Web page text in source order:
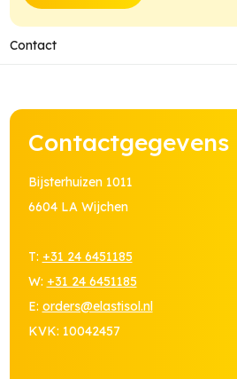
Contact
Contactgegevens
Bijsterhuizen 1011
6604 LA Wijchen
T: +31 24 6451185
W: +31 24 6451185
E: orders@elastisol.nl
KVK: 10042457